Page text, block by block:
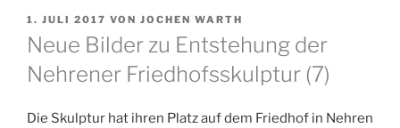
VERÖFFENTLICHT
AM
1. JULI 2017 VON JOCHEN WARTH
Neue Bilder zu Entstehung der
Nehrener Friedhofsskulptur (7)
Die Skulptur hat ihren Platz auf dem Friedhof in Nehren